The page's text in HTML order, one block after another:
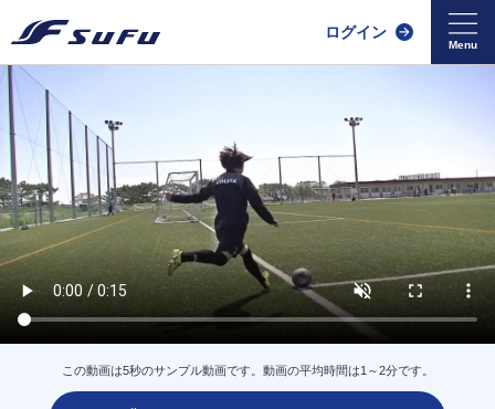
ログイン
この動画は5秒のサンプル動画です。動画の平均時間は1～2分です。